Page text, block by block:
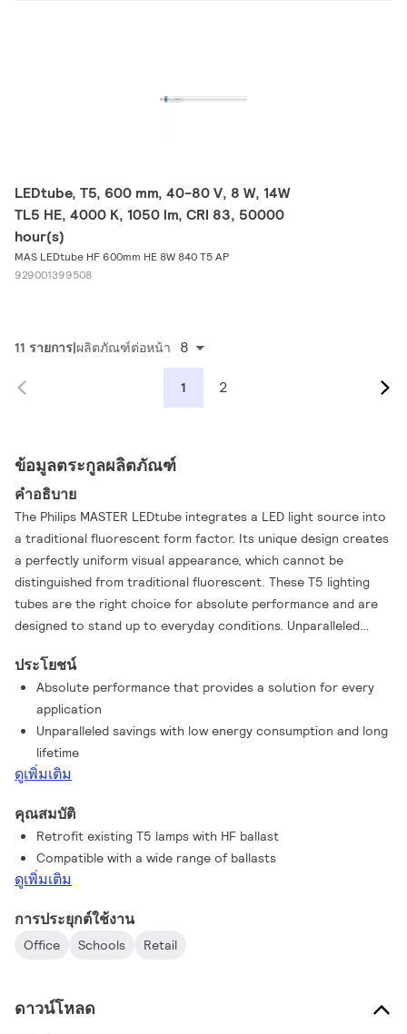
LEDtube, T5, 600 mm, 40-80 V, 8 W, 14W
TL5 HE, 4000 K, 1050 lm, CRI 83, 50000
hour(s)
MAS LEDtube HF 600mm HE 8W 840 T5 AP
929001399508
11 รายการ ผลิตภัณฑ์ต่อหน้า 8
1 2
ข้อมูลตระกูลผลิตภัณฑ์
คำอธิบาย
The Philips MASTER LEDtube integrates a LED light source into
a traditional fluorescent form factor. Its unique design creates
a perfectly uniform visual appearance, which cannot be
distinguished from traditional fluorescent. These T5 lighting
tubes are the right choice for absolute performance and are
designed to stand up to everyday conditions. Unparalleled
exceptionally long lifetime make these T5 LED tubes the choice
for every demanding application.
ประโยชน์
Absolute performance that provides a solution for every
application
Unparalleled savings with low energy consumption and long
lifetime
ดูเพิ่มเติม
คุณสมบัติ
Retrofit existing T5 lamps with HF ballast
Compatible with a wide range of ballasts
ดูเพิ่มเติม
การประยุกต์ใช้งาน
Office Schools Retail
ดาวน์โหลด